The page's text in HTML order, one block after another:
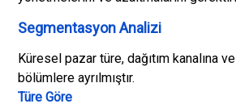
Segmentasyon Analizi
Küresel pazar türe, dağıtım kanalına
bölümlere ayrılmıştır.
Türe Göre